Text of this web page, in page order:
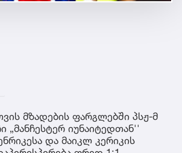
მზადების ფარგლებში პსჟ-მ
„მანჩესტერ იუნაიტედთან''
და მაიკლ კერიკის